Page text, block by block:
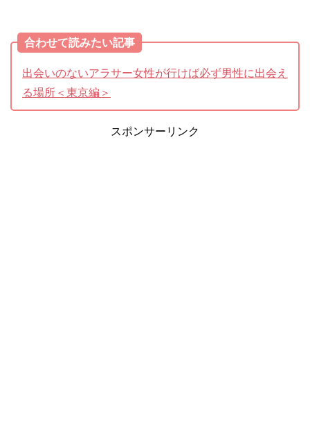
合わせて読みたい記事
出会いのないアラサー女性が行けば必ず男性に出会え
る場所＜東京編＞
スポンサーリンク